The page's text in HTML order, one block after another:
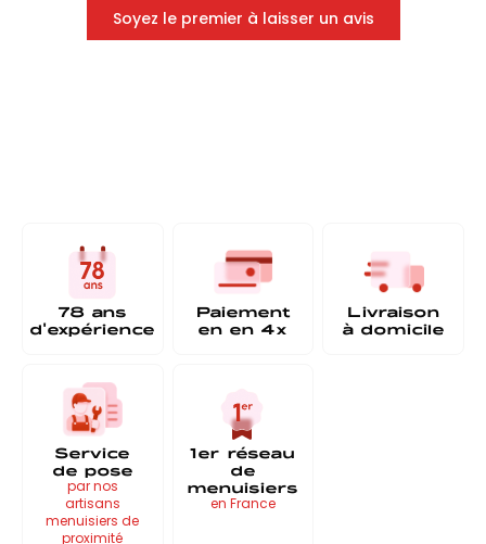
Soyez le premier à laisser un avis
78 ans
d'expérience
Paiement
en en 4x
Livraison
à domicile
Service
de pose
par nos
artisans
menuisiers de
proximité
1er réseau
de
menuisiers
en France